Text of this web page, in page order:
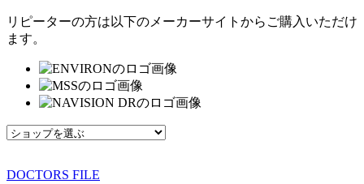
リピーターの方は以下のメーカーサイトからご購入いただけ
ます。
DOCTORS FILE